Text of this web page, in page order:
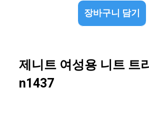
장바구니 담기
제니트 여성용 니트 트
n1437